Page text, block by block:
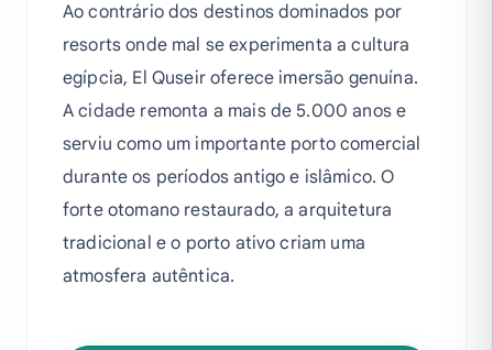
Ao contrário dos destinos dominados por
resorts onde mal se experimenta a cultura
egípcia, El Quseir oferece imersão genuína.
A cidade remonta a mais de 5.000 anos e
serviu como um importante porto comercial
durante os períodos antigo e islâmico. O
forte otomano restaurado, a arquitetura
tradicional e o porto ativo criam uma
atmosfera autêntica.